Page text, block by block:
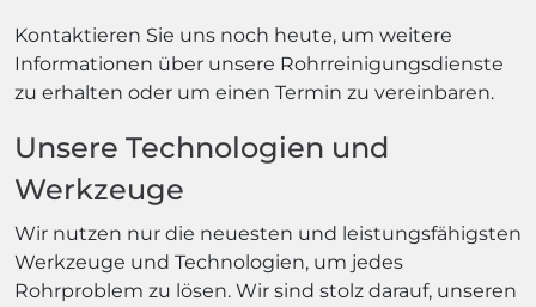
Kontaktieren Sie uns noch heute, um weitere
Informationen über unsere Rohrreinigungsdienste
zu erhalten oder um einen Termin zu vereinbaren.
Unsere Technologien und
Werkzeuge
Wir nutzen nur die neuesten und leistungsfähigsten
Werkzeuge und Technologien, um jedes
Rohrproblem zu lösen. Wir sind stolz darauf, unseren